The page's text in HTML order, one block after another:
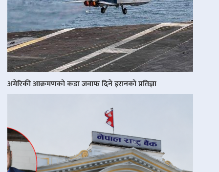
अमेरिकी आक्रमणको कडा जवाफ दिने इरानको प्रतिज्ञा